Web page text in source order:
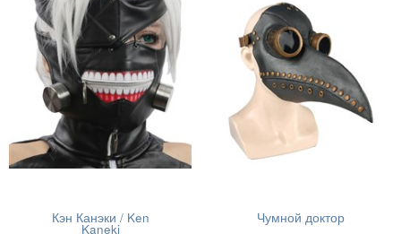
Кэн Канэки / Ken
Kaneki
Чумной доктор